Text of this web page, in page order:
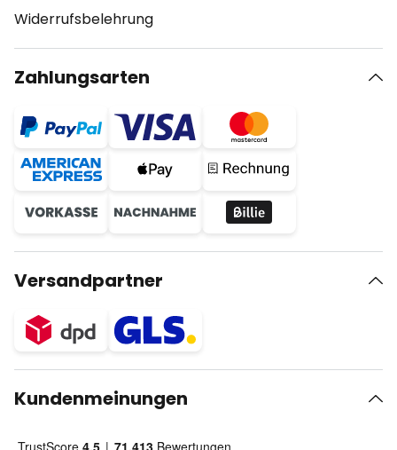
Widerrufsbelehrung
Zahlungsarten
Versandpartner
Kundenmeinungen